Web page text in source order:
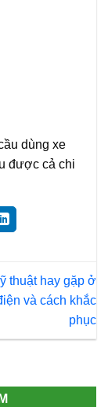
dùng xe
được cả chi
thuật hay gặp ở
và cách khắc
phục